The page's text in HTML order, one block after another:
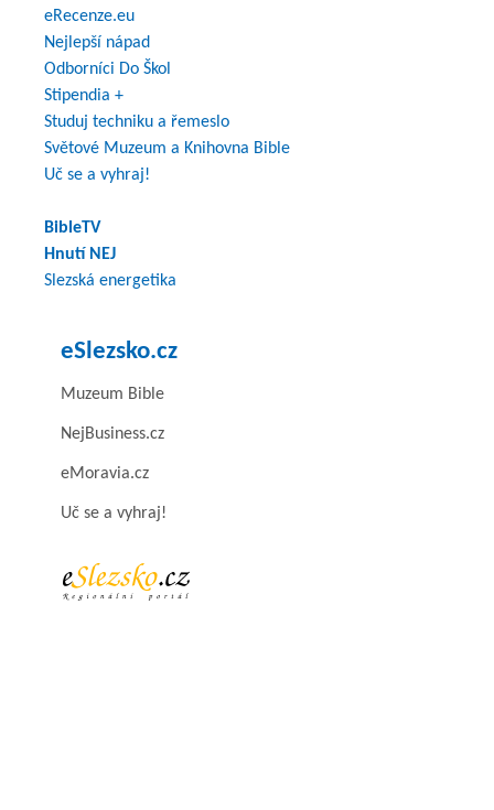
eRecenze.eu
Nejlepší nápad
Odborníci Do Škol
Stipendia +
Studuj techniku a řemeslo
Světové Muzeum a Knihovna Bible
Uč se a vyhraj!
BibleTV
Hnutí NEJ
Slezská energetika
eSlezsko.cz
Muzeum Bible
NejBusiness.cz
eMoravia.cz
Uč se a vyhraj!